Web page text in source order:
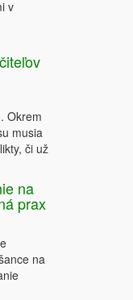
v
Okrem
musia
či už
na
prax
na